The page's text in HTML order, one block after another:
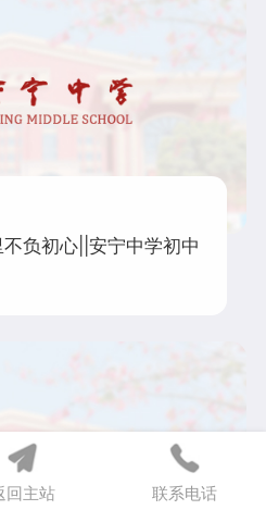
负初心||安宁中学初中
回主站 联系电话